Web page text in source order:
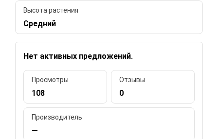
Высота растения
Средний
Нет активных предложений.
Просмотры
108
Отзывы
0
Производитель
—